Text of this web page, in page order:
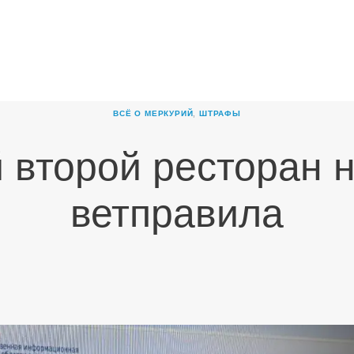
ВСЁ О МЕРКУРИЙ ШТРАФЫ
ресторан
ветправила
НОВОСТИ
КАРЬЕРА
ПАРТНЕРЫ